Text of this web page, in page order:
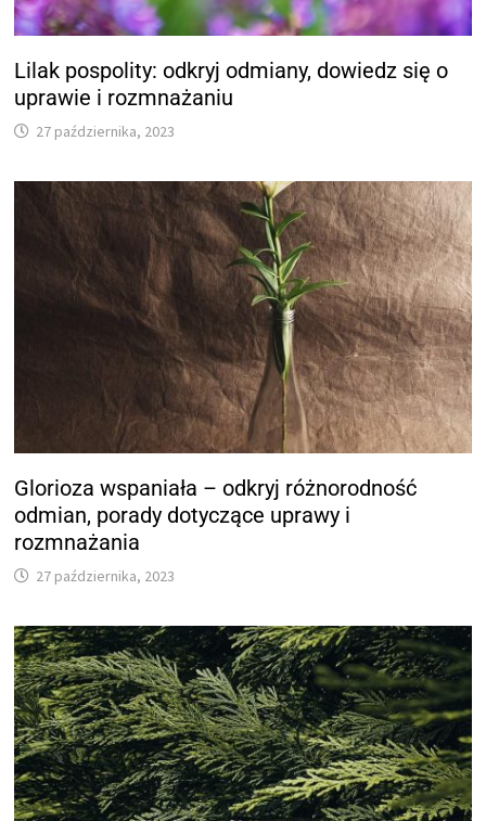
Lilak pospolity: odkryj odmiany, dowiedz się o
uprawie i rozmnażaniu
27 października, 2023
Glorioza wspaniała – odkryj różnorodność
odmian, porady dotyczące uprawy i
rozmnażania
27 października, 2023